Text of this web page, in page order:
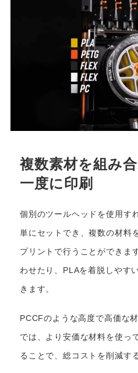
複数素材を組み
一度に印刷
個別のツールヘッドを使用す
単にセットでき、複数の材料
プリントで行うことができま
わせたり、PLAを着脱しやす
きます。
PCCFのような高度で高価な
では、より安価な材料を使っ
ることで、総コストを削減す